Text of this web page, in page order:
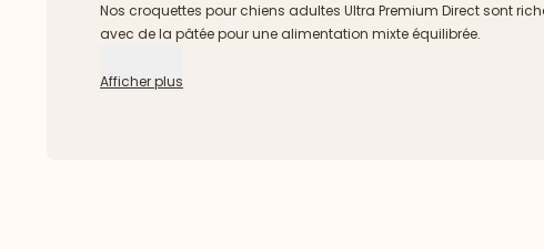
Nos croquettes pour chiens adultes Ultra Premium Direct sont
avec de la pâtée pour une alimentation mixte équilibrée.
Afficher plus